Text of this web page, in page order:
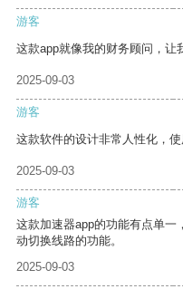
游客
这款app就像我的财务顾问，让
2025-09-03
游客
这款软件的设计非常人性化，使
2025-09-03
游客
这款加速器app的功能有点单一
动切换线路的功能。
2025-09-03